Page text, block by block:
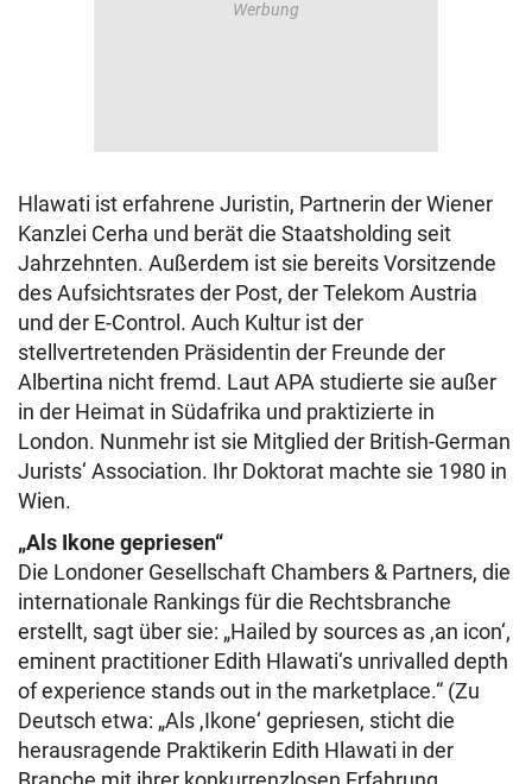
Hlawati ist erfahrene Juristin, Partnerin der Wiener
Kanzlei Cerha und berät die Staatsholding seit
Jahrzehnten. Außerdem ist sie bereits Vorsitzende
des Aufsichtsrates der Post, der Telekom Austria
und der E-Control. Auch Kultur ist der
stellvertretenden Präsidentin der Freunde der
Albertina nicht fremd. Laut APA studierte sie außer
in der Heimat in Südafrika und praktizierte in
London. Nunmehr ist sie Mitglied der British-German
Jurists‘ Association. Ihr Doktorat machte sie 1980 in
Wien.
„Als Ikone gepriesen“
Die Londoner Gesellschaft Chambers & Partners, die
internationale Rankings für die Rechtsbranche
erstellt, sagt über sie: „Hailed by sources as ,an icon‘,
eminent practitioner Edith Hlawati‘s unrivalled depth
of experience stands out in the marketplace.“ (Zu
Deutsch etwa: „Als ,Ikone‘ gepriesen, sticht die
herausragende Praktikerin Edith Hlawati in der